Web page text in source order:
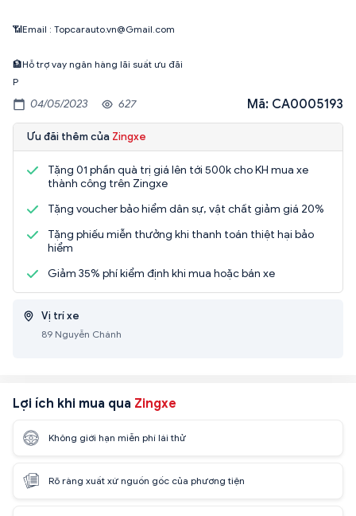
📶Email : Topcarauto.vn@Gmail.com
🏦Hỗ trợ vay ngân hàng lãi suất ưu đãi
P
04/05/2023 627 Mã: CA0005193
Ưu đãi thêm của Zingxe
Tặng 01 phần quà trị giá lên tới 500k cho KH mua xe
thành công trên Zingxe
Tặng voucher bảo hiểm dân sự, vật chất giảm giá 20%
Tặng phiếu miễn thưởng khi thanh toán thiệt hại bảo
hiểm
Giảm 35% phí kiểm định khi mua hoặc bán xe
Vị trí xe
89 Nguyễn Chánh
Lợi ích khi mua qua Zingxe
Không giới hạn miễn phí lái thử
Rõ ràng xuất xứ nguồn gốc của phương tiện